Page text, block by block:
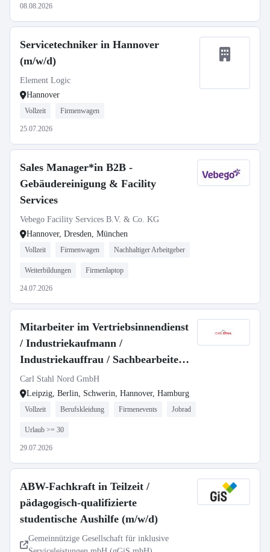
08.08.2026
Servicetechniker in Hannover
(m/w/d)
Element Logic
Hannover
Vollzeit Firmenwagen
25.07.2026
Sales Manager*in B2B -
Gebäudereinigung & Facility
Services
Vebego Facility Services B.V. & Co. KG
Hannover, Dresden, München
Vollzeit Firmenwagen Nachhaltiger Arbeitgeber
Weiterbildungen Firmenlaptop
24.07.2026
Mitarbeiter im Vertriebsinnendienst
/ Industriekaufmann /
Industriekauffrau / Sachbearbeiter
(m/w/d)
Carl Stahl Nord GmbH
Leipzig, Berlin, Schwerin, Hannover, Hamburg
Vollzeit Berufskleidung Firmenevents Jobrad
Urlaub >= 30
29.07.2026
ABW-Fachkraft in Teilzeit /
pädagogisch-qualifizierte
studentische Aushilfe (m/w/d)
Gemeinnützige Gesellschaft für inklusive